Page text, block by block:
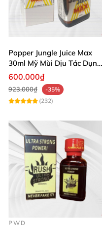
Popper Jungle Juice Max
30ml Mỹ Mùi Dịu Tác Dụng
Nhanh Lâu Mê Mẩn
600.000₫
923.000₫
-35%
(232)
PWD